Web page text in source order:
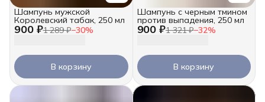
900 ₽1 289 ₽−30%
Шампунь мужской
Королевский табак, 250 мл
В корзину
900 ₽1 321 ₽−32%
Шампунь с черным тмином
против выпадения, 250 мл
В корзину